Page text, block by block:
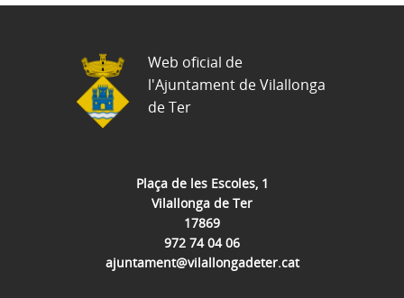
Plaça de les Escoles, 1
Vilallonga de Ter
17869
972 74 04 06
ajuntament@vilallongadeter.cat
Web oficial de
l'Ajuntament de Vilallonga
de Ter